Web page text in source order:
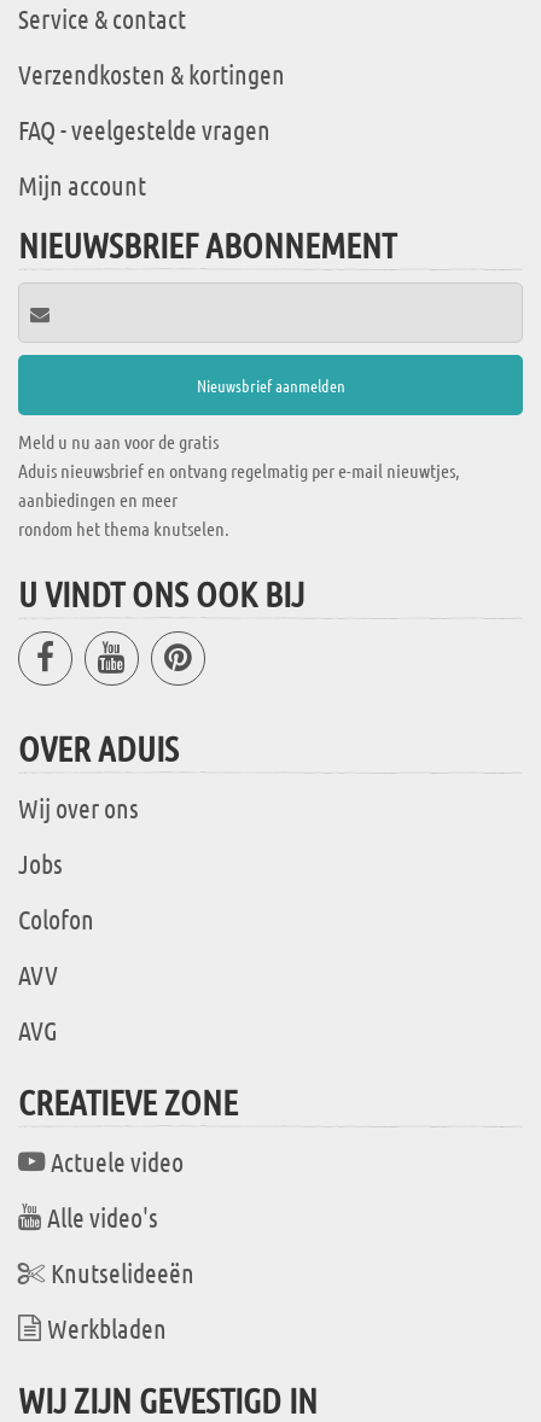
Service & contact
Verzendkosten & kortingen
FAQ - veelgestelde vragen
Mijn account
NIEUWSBRIEF ABONNEMENT
Meld u nu aan voor de gratis
Aduis nieuwsbrief en ontvang regelmatig per e-mail nieuwtjes,
aanbiedingen en meer
rondom het thema knutselen.
U VINDT ONS OOK BIJ
OVER ADUIS
Wij over ons
Jobs
Colofon
AVV
AVG
CREATIEVE ZONE
Actuele video
Alle video's
Knutselideeën
Werkbladen
WIJ ZIJN GEVESTIGD IN